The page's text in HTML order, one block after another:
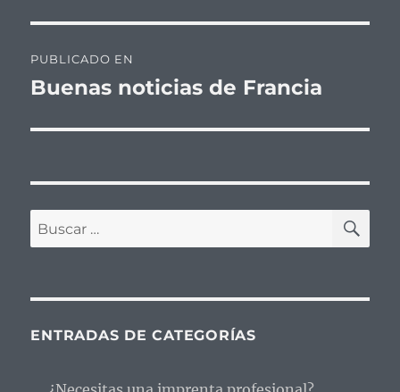
de
PUBLICADO EN
Buenas noticias de Francia
Buscar
por:
ENTRADAS DE CATEGORÍAS